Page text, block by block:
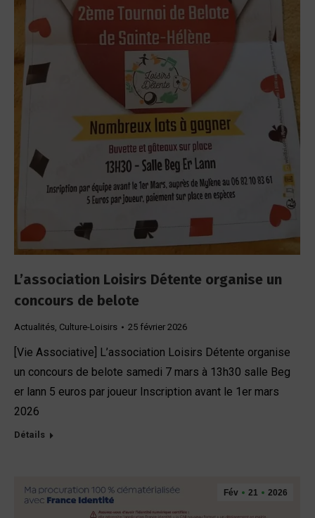
L’association Loisirs Détente organise un
concours de belote
Actualités, Culture-Loisirs 25 février 2026
[Vie Associative] L’association Loisirs Détente organise
un concours de belote samedi 7 mars à 13h30 salle Beg
er lann 5 euros par joueur Inscription avant le 1er mars
2026
Détails
Fév 21 2026